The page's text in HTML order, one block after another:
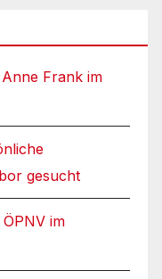
Frank im
gesucht
im